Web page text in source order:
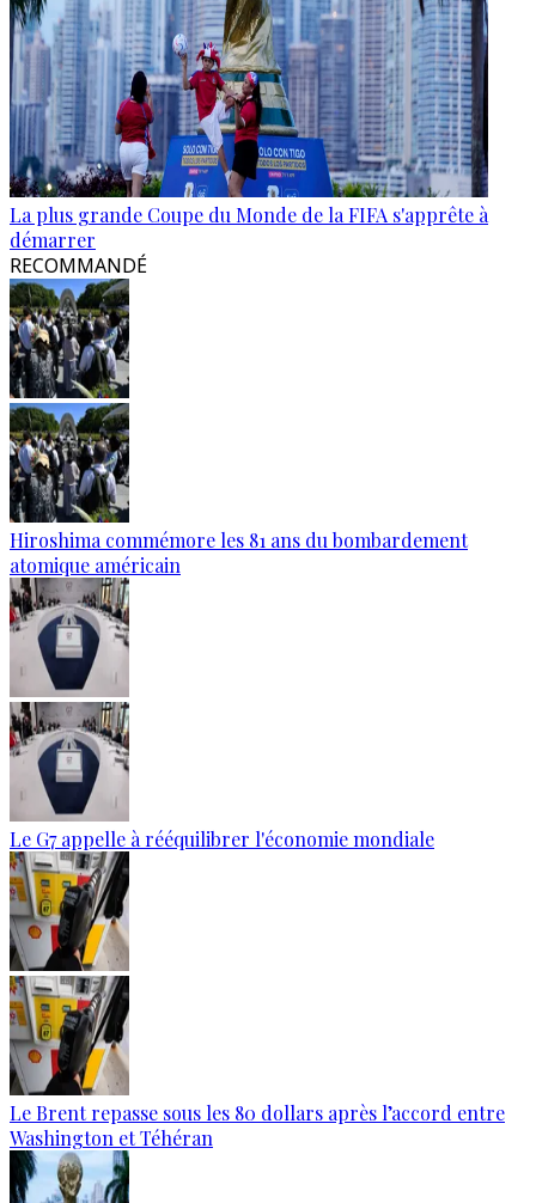
La plus grande Coupe du Monde de la FIFA s'apprête à
démarrer
RECOMMANDÉ
Hiroshima commémore les 81 ans du bombardement
atomique américain
Le G7 appelle à rééquilibrer l'économie mondiale
Le Brent repasse sous les 80 dollars après l’accord entre
Washington et Téhéran